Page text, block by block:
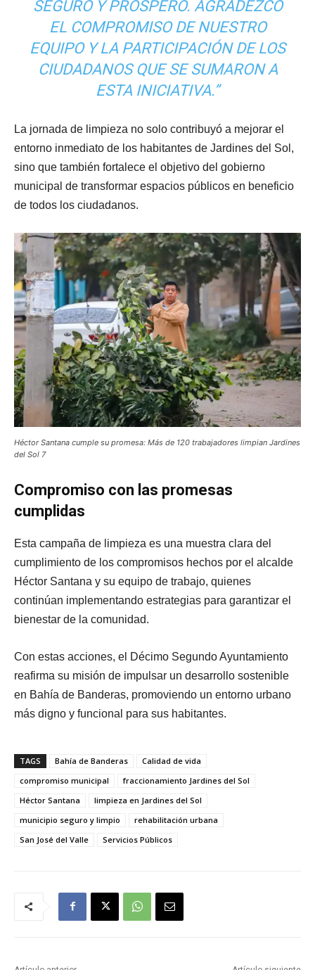
SEGURO Y PRÓSPERO. AGRADEZCO
EL COMPROMISO DE NUESTRO
EQUIPO Y LA PARTICIPACIÓN DE LOS
CIUDADANOS QUE SE SUMARON A
ESTA INICIATIVA.”
La jornada de limpieza no solo contribuyó a mejorar el
entorno inmediato de los habitantes de Jardines del Sol,
sino que también fortalece el objetivo del gobierno
municipal de transformar espacios públicos en beneficio
de todos los ciudadanos.
Héctor Santana cumple su promesa: Más de 120 trabajadores limpian Jardines
del Sol 7
Compromiso con las promesas
cumplidas
Esta campaña de limpieza es una muestra clara del
cumplimiento de los compromisos hechos por el alcalde
Héctor Santana y su equipo de trabajo, quienes
continúan implementando estrategias para garantizar el
bienestar de la comunidad.
Con estas acciones, el Décimo Segundo Ayuntamiento
reafirma su misión de impulsar un desarrollo sostenible
en Bahía de Banderas, promoviendo un entorno urbano
más digno y funcional para sus habitantes.
TAGS Bahía de Banderas
Calidad de vida
compromiso municipal
fraccionamiento Jardines del Sol
Héctor Santana
limpieza en Jardines del Sol
municipio seguro y limpio
rehabilitación urbana
San José del Valle
Servicios Públicos